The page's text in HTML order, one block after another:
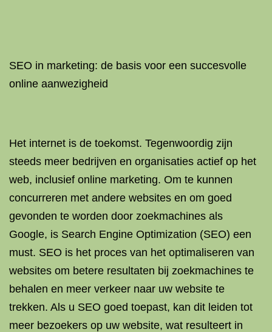
SEO in marketing: de basis voor een succesvolle
online aanwezigheid
Het internet is de toekomst. Tegenwoordig zijn
steeds meer bedrijven en organisaties actief op het
web, inclusief online marketing. Om te kunnen
concurreren met andere websites en om goed
gevonden te worden door zoekmachines als
Google, is Search Engine Optimization (SEO) een
must. SEO is het proces van het optimaliseren van
websites om betere resultaten bij zoekmachines te
behalen en meer verkeer naar uw website te
trekken. Als u SEO goed toepast, kan dit leiden tot
meer bezoekers op uw website, wat resulteert in